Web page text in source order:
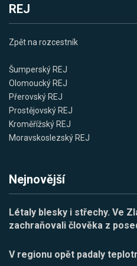
REJ
Zpět na rozcestník
Šumperský REJ
Olomoucký REJ
Přerovský REJ
Prostějovský REJ
Kroměřížský REJ
Moravskoslezský REJ
Nejnovější
Létaly blesky i střechy. Ve
zachraňovali člověka z
V regionu opět padaly